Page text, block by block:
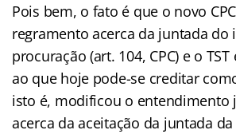
Pois bem, o fato é que o novo
regramento acerca da juntada
procuração (art. 104, CPC) e o
ao que hoje pode-se creditar
isto é, modificou o entendimento
acerca da aceitação da juntada